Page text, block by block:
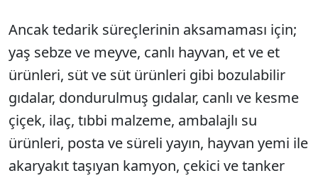
Ancak tedarik süreçlerinin aksamaması için;
yaş sebze ve meyve, canlı hayvan, et ve et
ürünleri, süt ve süt ürünleri gibi bozulabilir
gıdalar, dondurulmuş gıdalar, canlı ve kesme
çiçek, ilaç, tıbbi malzeme, ambalajlı su
ürünleri, posta ve süreli yayın, hayvan yemi ile
akaryakıt taşıyan kamyon, çekici ve tanker